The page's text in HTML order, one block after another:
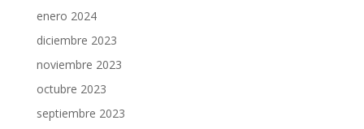
enero 2024
diciembre 2023
noviembre 2023
octubre 2023
septiembre 2023